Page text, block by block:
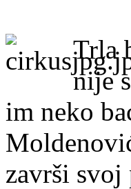
Trla
nije
im neko
završi svoj